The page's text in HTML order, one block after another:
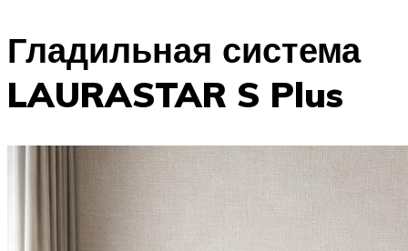
Гладильная система
LAURASTAR S Plus